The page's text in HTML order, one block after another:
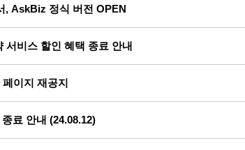
, AskBiz 정식 버전 OPEN
서비스 할인 혜택 종료 안내
이지 재공지
료 안내 (24.08.12)